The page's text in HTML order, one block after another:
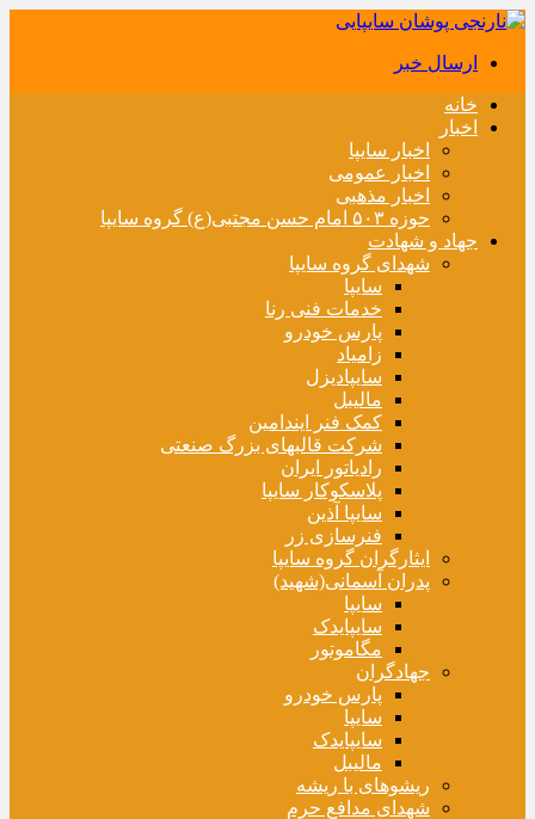
ارسال خبر
خانه
اخبار
اخبار سایپا
اخبار عمومی
اخبار مذهبی
حوزه ۵۰۳ امام حسن مجتبی(ع) گروه سایپا
جهاد و شهادت
شهدای گروه سایپا
سایپا
خدمات فنی رنا
پارس خودرو
زامیاد
سایپادیزل
مالیبل
کمک فنر ایندامین
شرکت قالبهای بزرگ صنعتی
رادیاتور ایران
پلاسکوکار سایپا
سایپا آذین
فنرسازی زر
ایثارگران گروه سایپا
پدران آسمانی(شهید)
سایپا
سایپایدک
مگاموتور
جهادگران
پارس خودرو
سایپا
سایپایدک
مالیبل
ریشوهای با ریشه
شهدای مدافع حرم